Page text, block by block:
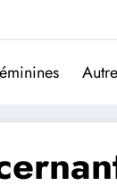
portugais